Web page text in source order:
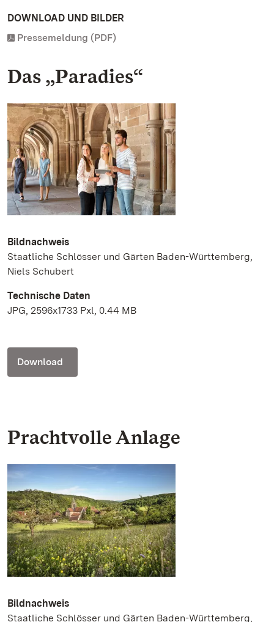
DOWNLOAD UND BILDER
Pressemeldung (PDF)
Das „Paradies“
Bildnachweis
Staatliche Schlösser und Gärten Baden-Württemberg,
Niels Schubert
Technische Daten
JPG, 2596x1733 Pxl, 0.44 MB
Download
Prachtvolle Anlage
Bildnachweis
Staatliche Schlösser und Gärten Baden-Württemberg,